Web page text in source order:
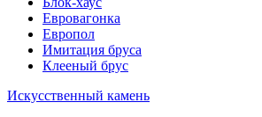
Евровагонка
Европол
Имитация бруса
Клееный брус
Искусственный камень